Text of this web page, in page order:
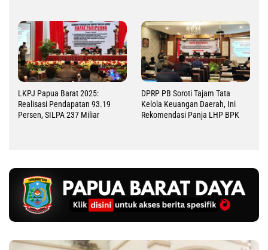
LKPJ Papua Barat 2025:
Realisasi Pendapatan 93.19
Persen, SILPA 237 Miliar
DPRP PB Soroti Tajam Tata
Kelola Keuangan Daerah, Ini
Rekomendasi Panja LHP BPK